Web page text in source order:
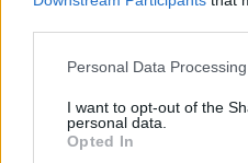
Please note that this website/
not limited to your visit or
grant or deny consent to
use your data for below
Personal Data
I want to opt-out of the
personal data.
Opted In